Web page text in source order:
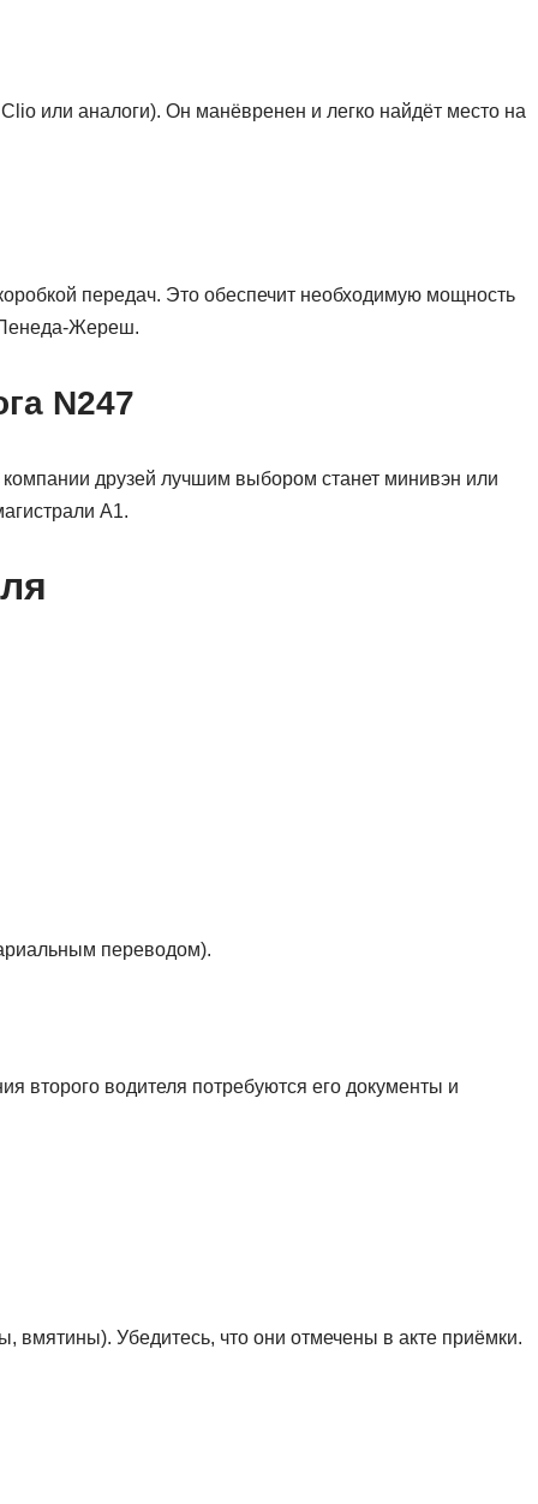
или аналоги). Он манёвренен и легко найдёт место на
передач. Это обеспечит необходимую мощность
Жереш.
N247
друзей лучшим выбором станет минивэн или
A1.
переводом).
второго водителя потребуются его документы и
Убедитесь, что они отмечены в акте приёмки.